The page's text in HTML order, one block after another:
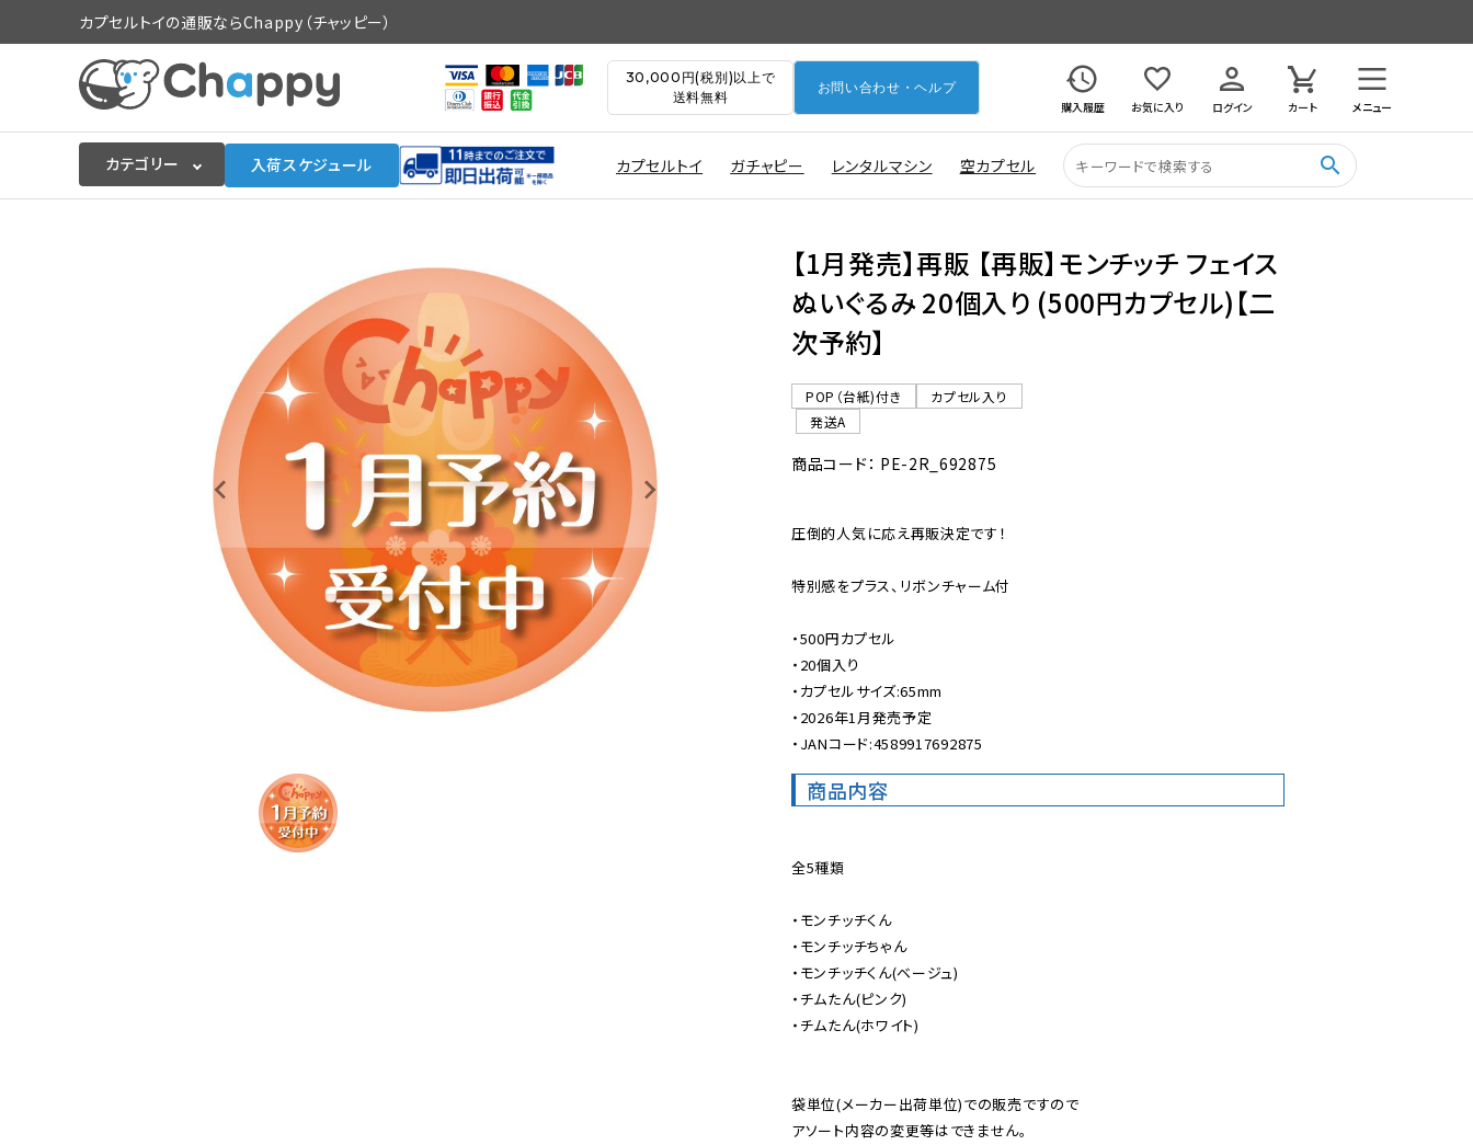
カプセルトイの通販ならChappy（チャッピー）
30,000円(税別)以上で
送料無料
お問い合わせ・ヘルプ
購入履歴
お気に入り ログイン カート メニュー
カテゴリー 入荷スケジュール カプセルトイ ガチャピー レンタルマシン 空カプセル search
【1月発売】再販 【再販】モンチッチ フェイス
ぬいぐるみ 20個入り (500円カプセル)【二
次予約】
POP（台紙)付き
カプセル入り
発送A
商品コード： PE-2R_692875
圧倒的人気に応え再販決定です！
特別感をプラス、リボンチャーム付
・500円カプセル
・20個入り
・カプセルサイズ:65mm
・2026年1月発売予定
・JANコード:4589917692875
商品内容
全5種類
・モンチッチくん
・モンチッチちゃん
・モンチッチくん(ベージュ)
・チムたん(ピンク)
・チムたん(ホワイト)
袋単位(メーカー出荷単位)での販売ですので
アソート内容の変更等はできません。